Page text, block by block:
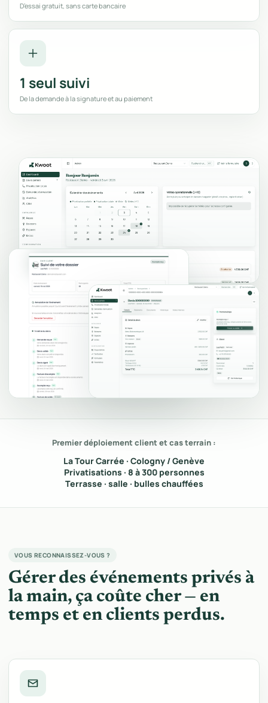
D’essai gratuit, sans carte bancaire
1 seul suivi
De la demande à la signature et au paiement
Premier déploiement client et cas terrain :
La Tour Carrée · Cologny / Genève
Privatisations · 8 à 300 personnes
Terrasse · salle · bulles chauffées
VOUS RECONNAISSEZ-VOUS ?
Gérer des événements privés à
la main, ça coûte cher — en
temps et en clients perdus.